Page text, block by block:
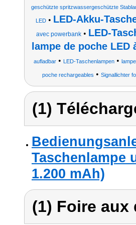
geschützte spritzwassergeschützte
LED• LED-Akku-
avec powerbank• LED-
lampe de poche LED
aufladbar • LED-Taschenlampen •
poche rechargeables • Signallichter
(1)
Taschenlampe
1.200 mAh)
(1) Foire